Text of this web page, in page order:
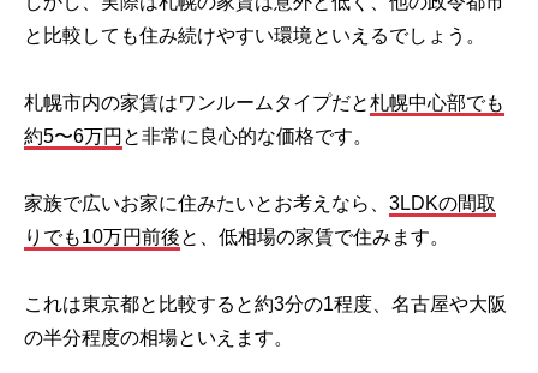
と比較しても住み続けやすい環境といえるでしょう。
札幌市内の家賃はワンルームタイプだと札幌中心部でも
約5〜6万円 と非常に良心的な価格です。
家族で広いお家に住みたいとお考えなら、 3LDKの間取
りでも10万円前後と、低相場の家賃で住みます。
これは東京都と比較すると約3分の1程度、名古屋や大阪
の半分程度の相場といえます。